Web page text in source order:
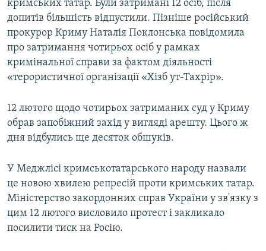
кримських татар. Були затримані 12 осіб, після
допитів більшість відпустили. Пізніше російський
прокурор Криму Наталія Поклонська повідомила
про затримання чотирьох осіб у рамках
кримінальної справи за фактом діяльності
«терористичної організації «Хізб ут-Тахрір».
12 лютого щодо чотирьох затриманих суд у Криму
обрав запобіжний захід у вигляді арешту. Цього ж
дня відбулись ще десяток обшуків.
У Меджлісі кримськотатарського народу назвали
це новою хвилею репресій проти кримських татар.
Міністерство закордонних справ України у зв'язку з
цим 12 лютого висловило протест і закликало
посилити тиск на Росію.